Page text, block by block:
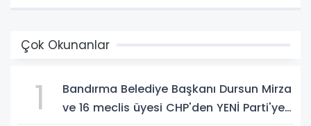
Çok Okunanlar
1
Bandırma Belediye Başkanı Dursun Mirza
ve 16 meclis üyesi CHP'den YENİ Parti'ye